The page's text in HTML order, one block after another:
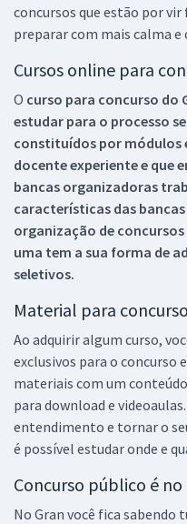
concursos que estão por
preparar com mais calma
Cursos online para
O curso para concurso do
estudar para o processo
constituídos por módulos
docente experiente e que
bancas organizadoras
características das
organização de
uma tem a sua forma de
seletivos.
Material para concurso
Ao adquirir algum curso,
exclusivos para o concurso
materiais com um
para download e
entendimento e tornar o
é possível estudar onde e
Concurso público é no
No Gran você fica sabendo